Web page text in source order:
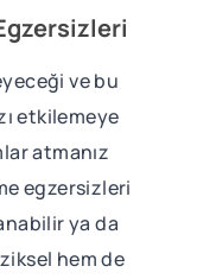
ve bu
etkilemeye
atmanız
egzersizleri
ya da
hem de